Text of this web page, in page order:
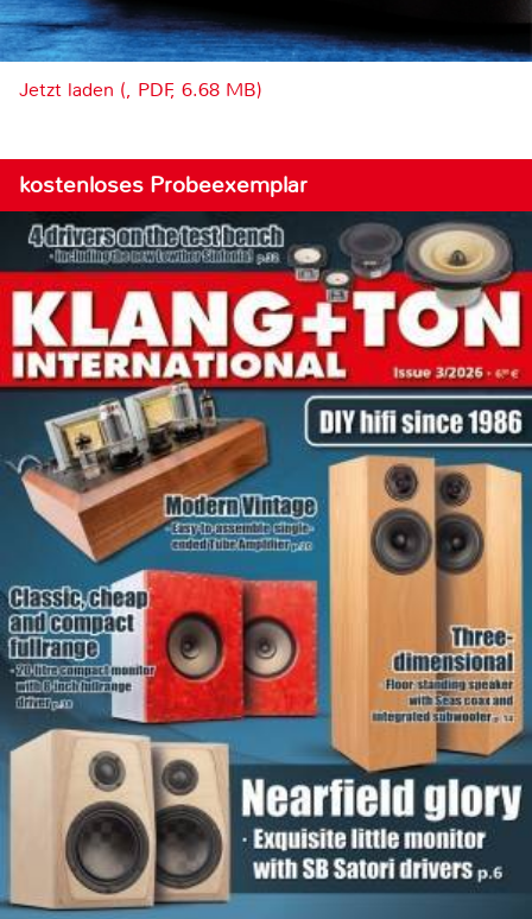
Jetzt laden (, PDF, 6.68 MB)
kostenloses Probeexemplar